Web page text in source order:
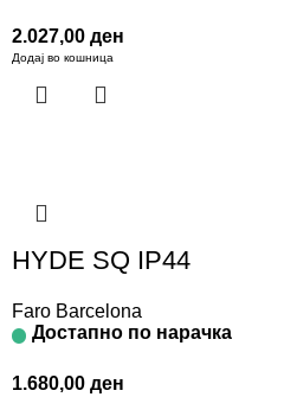
2.027,00 ден
Додај во кошница
HYDE SQ IP44
Faro Barcelona
Достапно по нарачка
1.680,00 ден